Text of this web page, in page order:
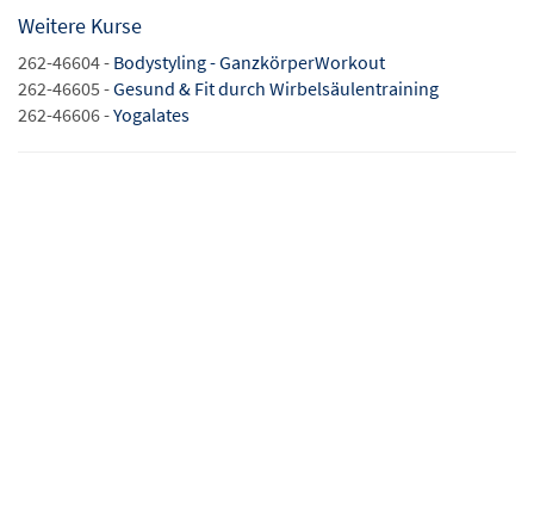
Weitere Kurse
262-46604 - Bodystyling - GanzkörperWorkout
262-46605 -Gesund & Fit durch Wirbelsäulentraining
262-46606 -Yogalates